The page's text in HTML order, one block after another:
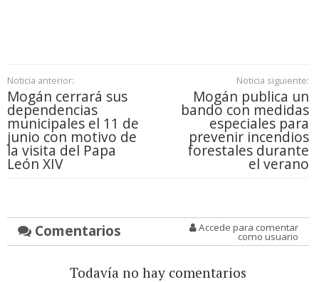
Noticia anterior:
Mogán cerrará sus
dependencias
municipales el 11 de
junio con motivo de
la visita del Papa
León XIV
Noticia siguiente:
Mogán publica un
bando con medidas
especiales para
prevenir incendios
forestales durante
el verano
Comentarios Accede para comentar
como usuario
Todavía no hay comentarios